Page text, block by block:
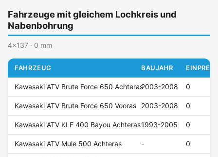
Fahrzeuge mit gleichem Lochkreis und
Nabenbohrung
4x137 · 0 mm
FAHRZEUG BAUJAHR
Kawasaki ATV Brute Force 650 Achteras2003-2008 0
Kawasaki ATV Brute Force 650 Vooras 2003-2008 0
Kawasaki ATV KLF 400 Bayou Achteras1993-2005 0
Kawasaki ATV Mule 500 Achteras - 0